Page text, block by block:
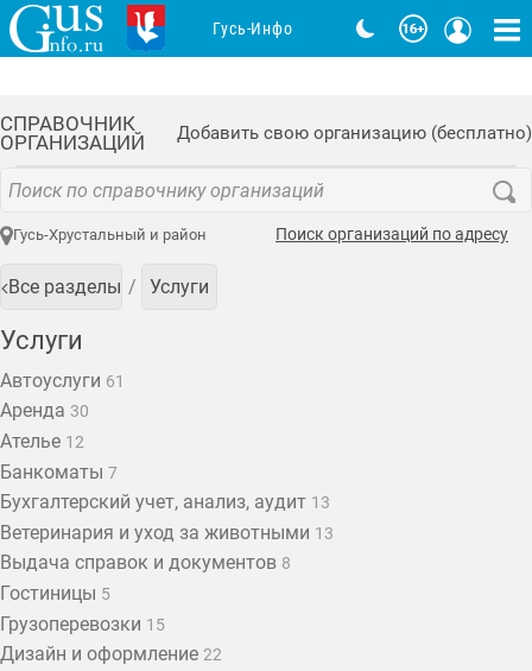
СПРАВОЧНИК
ОРГАНИЗАЦИЙ
Добавить свою организацию (бесплатно)
Гусь-Хрустальный и район Поиск организаций по адресу
Все разделы Услуги
Услуги
Автоуслуги 61
Аренда 30
Ателье 12
Банкоматы 7
Бухгалтерский учет, анализ, аудит 13
Ветеринария и уход за животными 13
Выдача справок и документов 8
Гостиницы 5
Грузоперевозки 15
Дизайн и оформление 22
Гусь-Инфо